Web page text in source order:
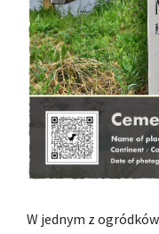
W jednym z